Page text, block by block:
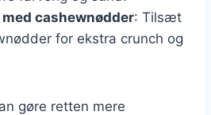
cashewnødder: Tilsæt
for ekstra crunch og
gøre retten mere